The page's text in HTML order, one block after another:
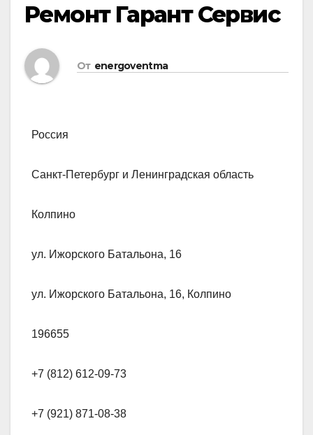
Ремонт Гарант Сервис
От energoventma
Россия
Санкт-Петербург и Ленинградская область
Колпино
ул. Ижорского Батальона, 16
ул. Ижорского Батальона, 16, Колпино
196655
+7 (812) 612-09-73
+7 (921) 871-08-38